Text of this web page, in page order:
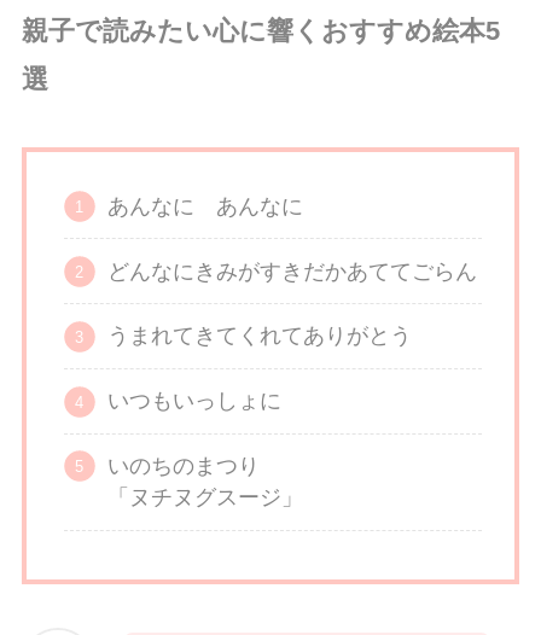
親子で読みたい心に響くおすすめ絵本5
選
あんなに あんなに
どんなにきみがすきだかあててごらん
うまれてきてくれてありがとう
いつもいっしょに
いのちのまつり
「ヌチヌグスージ」